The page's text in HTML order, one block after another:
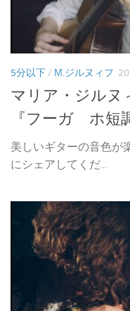
5分以下/ M.ジルヌィフ
マリア・ジルヌ
『フーガ ホ短
美しいギターの音色が
にシェアしてくだ...